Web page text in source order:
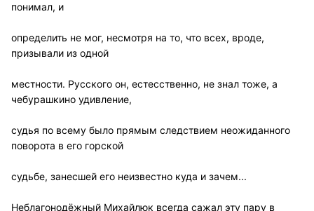
понимал, и
определить не мог, несмотря на то, что всех, вроде,
призывали из одной
местности. Русского он, естесственно, не знал тоже, а
чебурашкино удивление,
судья по всему было прямым следствием неожиданного
поворота в его горской
судьбе, занесшей его неизвестно куда и зачем...
Неблагонодёжный Михайлюк всегда сажал эту пару в